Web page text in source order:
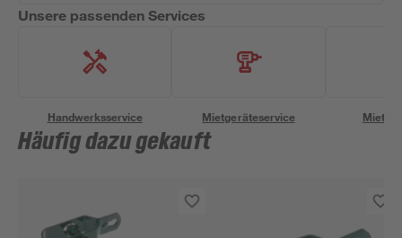
Unsere passenden Services
Handwerksservice Mietgeräteservice
Häufig dazu gekauft